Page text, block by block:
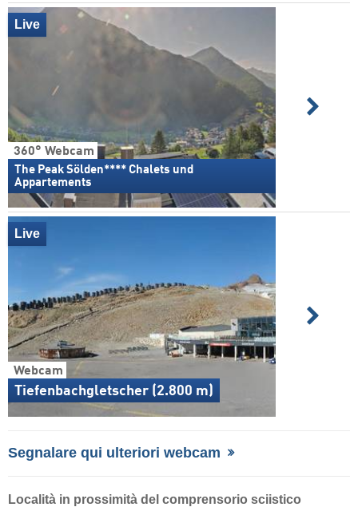
360° Webcam
The Peak Sölden**** Chalets und
Appartements
Live
Webcam
Tiefenbachgletscher (2.800 m)
Live
Segnalare qui ulteriori webcam
Località in prossimità del comprensorio sciistico